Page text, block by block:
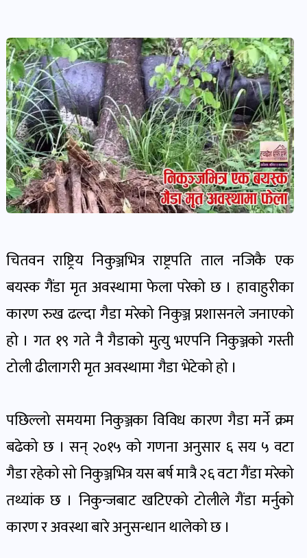
देश-
प्रदेश
खबर
पोष्ट
विकास-
निर्माण
खबर
पोष्ट
कृषि
र
कृषक
पोष्ट
पर्यटन
शिक्षा
खबर
बिपद-
चितवन राष्ट्रिय निकुञ्जभित्र राष्ट्रपति ताल नजिकै एक
बयस्क गैंडा मृत अवस्थामा फेला परेको छ । हावाहुरीका
कारण रुख ढल्दा गैडा मरेको निकुञ्ज प्रशासनले जनाएको
हो । गत १९ गते नै गैडाको मुत्यु भएपनि निकुञ्जको गस्ती
टोली ढीलागरी मृत अवस्थामा गैडा भेटेको हो ।
पछिल्लो समयमा निकुञ्जका विविध कारण गैडा मर्ने क्रम
बढेको छ । सन् २०१५ को गणना अनुसार ६ सय ५ वटा
गैडा रहेको सो निकुञ्जभित्र यस बर्ष मात्रै २६ वटा गैंडा मरेको
तथ्यांक छ । निकुन्जबाट खटिएको टोलीले गैंडा मर्नुको
कारण र अवस्था बारे अनुसन्धान थालेको छ ।